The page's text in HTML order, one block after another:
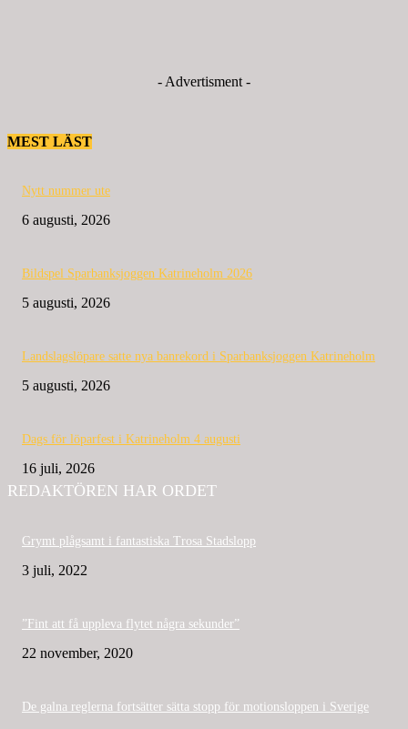
- Advertisment -
MEST LÄST
Nytt nummer ute
6 augusti, 2026
Bildspel Sparbanksjoggen Katrineholm 2026
5 augusti, 2026
Landslagslöpare satte nya banrekord i Sparbanksjoggen Katrineholm
5 augusti, 2026
Dags för löparfest i Katrineholm 4 augusti
16 juli, 2026
REDAKTÖREN HAR ORDET
Grymt plågsamt i fantastiska Trosa Stadslopp
3 juli, 2022
”Fint att få uppleva flytet några sekunder”
22 november, 2020
De galna reglerna fortsätter sätta stopp för motionsloppen i Sverige